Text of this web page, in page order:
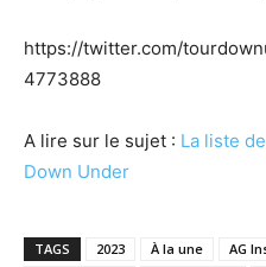
https://twitter.com/
4773888
A lire sur le sujet : La liste
Down Under
TAGS 2023 À la une
AG